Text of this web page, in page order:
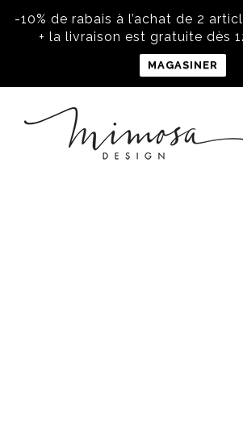
-10% de rabais à l’achat de 2
+ la livraison est gratuite dès
MAGASINER